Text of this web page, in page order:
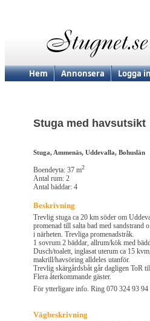
Hem Annonsera Logga
Stuga med havsutsikt
Stuga, Ammenäs, Uddevalla, Bohuslän
Boendeyta: 37 m2
Antal rum: 2
Antal bäddar: 4
Beskrivning
Trevlig stuga ca 20 km söder om
promenad till salta bad med
i närheten. Trevliga promenadstråk.
1 sovrum 2 bäddar, allrum/kök med
Dusch/toalett, inglasat uterum ca 15
makrill/havsöring alldeles utanför.
Trevlig skärgårdsbåt går dagligen ToR
Flera återkommande gäster.
För ytterligare info. Ring 070 324 93 94
Vägbeskrivning